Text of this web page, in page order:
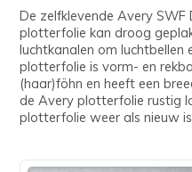
De zelfklevende Avery SWF
plotterfolie kan droog
luchtkanalen om luchtbellen
plotterfolie is vorm- en
(haar)föhn en heeft een
de Avery plotterfolie rustig
plotterfolie weer als nieuw